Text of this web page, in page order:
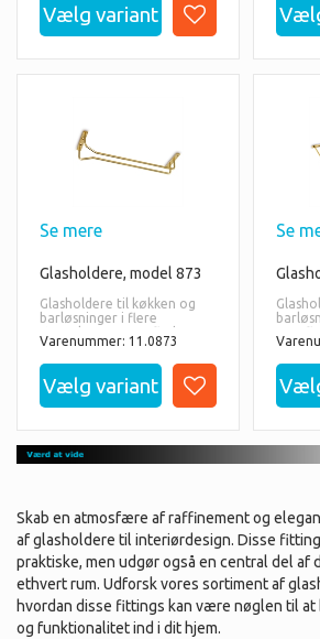
Se mere
Glasholdere, model 873
Glasholdere til køkken og
barløsninger i flere
størrelser og overflader.
Varenummer: 11.0873
Se
Skab en atmosfære af raffinement og
af glasholdere til interiørdesign. Disse
praktiske, men udgør også en central del
ethvert rum. Udforsk vores sortiment af
hvordan disse fittings kan være nøglen til at
og funktionalitet ind i dit hjem.